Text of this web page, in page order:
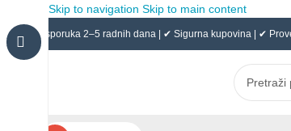
Skip to navigation Skip to main content
✔ Isporuka 2–5 radnih dana | ✔ Sigurna kupovina | ✔